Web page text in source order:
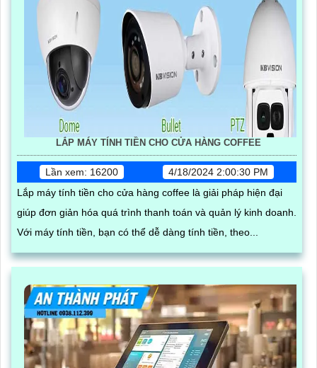
LẮP MÁY TÍNH TIỀN CHO CỬA HÀNG COFFEE
Lần xem: 16200
4/18/2024 2:00:30 PM
Lắp máy tính tiền cho cửa hàng coffee là giải pháp hiện đại
giúp đơn giản hóa quá trình thanh toán và quản lý kinh doanh.
Với máy tính tiền, bạn có thể dễ dàng tính tiền, theo...